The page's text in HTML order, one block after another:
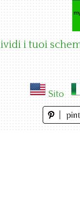
i tuoi
Sito